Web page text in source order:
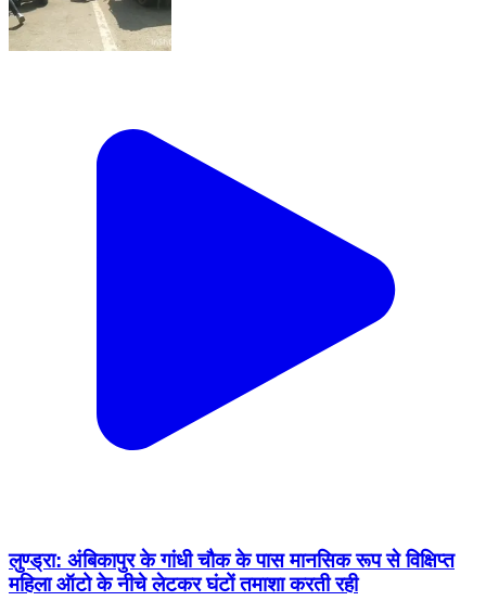
लुण्ड्रा: अंबिकापुर के गांधी चौक के पास मानसिक रूप से विक्षिप्त
महिला ऑटो के नीचे लेटकर घंटों तमाशा करती रही